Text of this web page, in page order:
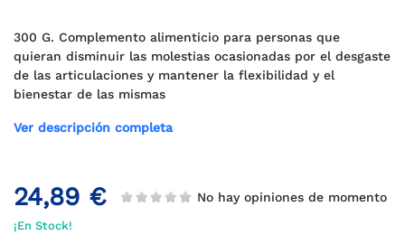
300 G. Complemento alimenticio para personas que
quieran disminuir las molestias ocasionadas por el desgaste
de las articulaciones y mantener la flexibilidad y el
bienestar de las mismas
Ver descripción completa
24,89 € No hay opiniones de momento
¡En Stock!